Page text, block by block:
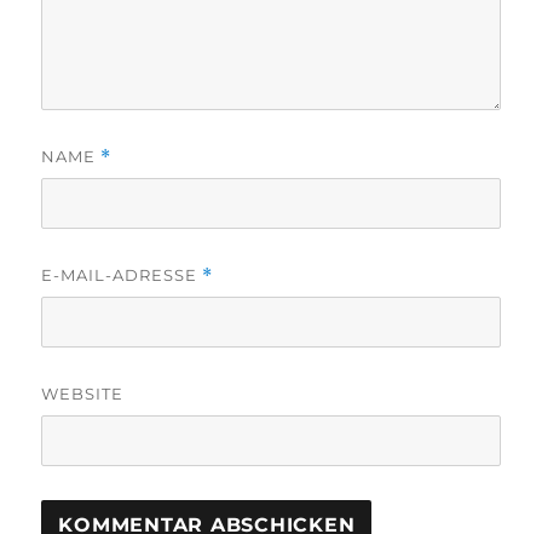
NAME *
E-MAIL-ADRESSE *
WEBSITE